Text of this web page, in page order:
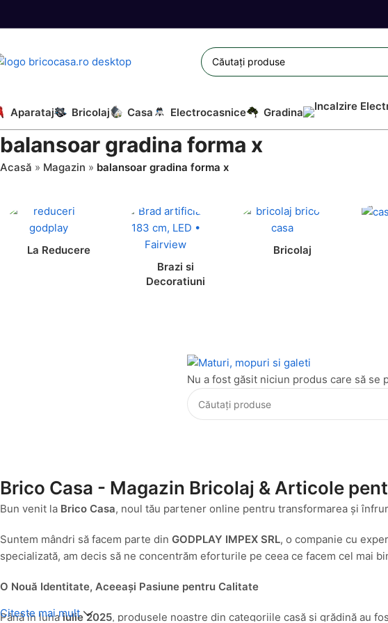
Aparataj Bricolaj Casa Electrocasnice Gradina
balansoar gradina forma x
Acasă » Magazin » balansoar gradina forma x
La Reducere
Brazi si
Decoratiuni
Bricolaj
Nu a fost găsit niciun produs care să se
Brico Casa - Magazin Bricolaj & Articole
Bun venit la Brico Casa, noul tău partener online pentru transformarea și
Suntem mândri să facem parte din GODPLAY IMPEX SRL, o companie cu
specializată, am decis să ne concentrăm eforturile pe ceea ce facem cel mai
O Nouă Identitate, Aceeași Pasiune pentru Calitate
Până în lunaiulie 2025, produsele noastre din categoriile casă și grădină au
Citeste mai mult